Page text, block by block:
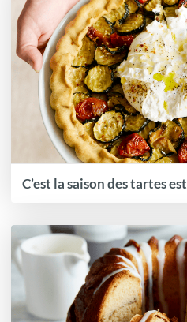
C’est la saison des tartes